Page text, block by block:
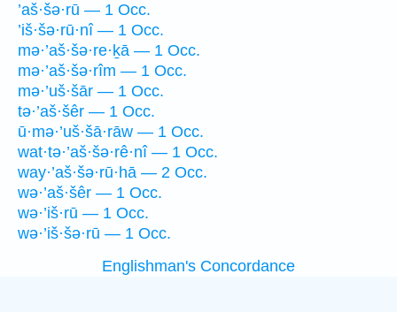
’aš·šə·rū — 1 Occ.
’iš·šə·rū·nî — 1 Occ.
mə·’aš·šə·re·ḵā — 1 Occ.
mə·’aš·šə·rîm — 1 Occ.
mə·’uš·šār — 1 Occ.
tə·’aš·šêr — 1 Occ.
ū·mə·’uš·šā·rāw — 1 Occ.
wat·tə·’aš·šə·rê·nî — 1 Occ.
way·’aš·šə·rū·hā — 2 Occ.
wə·’aš·šêr — 1 Occ.
wə·’iš·rū — 1 Occ.
wə·’iš·šə·rū — 1 Occ.
Englishman's Concordance